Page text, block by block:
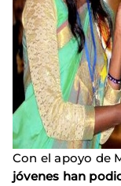
Con el apoyo de
jóvenes han